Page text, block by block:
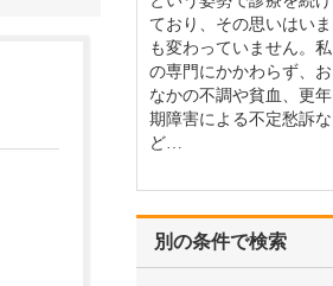
別の条件で検索
ており、その思いはいま
も変わっていません。私
の専門にかかわらず、お
なかの不調や貧血、更年
期障害による不定愁訴な
ど…